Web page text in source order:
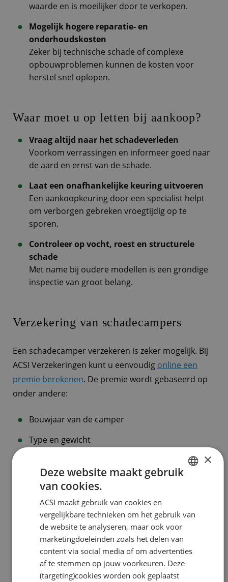
waarde en is moeilijker door te verkopen.
Mogelijk hogere reparatie- en
onderhoudskosten
Zeker bij technische schade of complexe
opbouwproblemen kunnen de kosten voor
herstel snel oplopen.
Waar moet u op letten bij aankoop?
Vraag altijd naar het schadeverleden
Voorkom verrassingen en informeer goed naar
de aard en ernst van de schade.
Laat een onafhankelijke keuring uitvoeren
Een aankoopkeuring door een specialist helpt
om verborgen gebreken vroegtijdig op te
sporen.
Controleer op vocht, roest en structurele
schade
Met name bij oudere modellen is een grondige
inspectie van groot belang.
Verzekering van schadecampers
Een schadecamper verzekeren is zeker mogelijk. Bij
ACSI Verzekeringen kunt u eenvoudig online een
premie berekenen. De premie wordt gebaseerd op
onder andere:
Bouwjaar van de camper
Type en gewicht
Let op: bestaande schades aan de camper zijn
uitgesloten van dekking. De verzekering biedt alleen
dekking bij schade ontstaan door van buitenaf
werkende invloeden, zoals aanrijdingen, diefstal of
stormschade. Schade door slijtage of eerder
aanwezige defecten wordt niet vergoed.
GERMAN
ITALIAN
×
Deze website maakt gebruik
van cookies.
ACSI maakt gebruik van cookies en
vergelijkbare technieken om het gebruik van
de website te analyseren, maar ook voor
marketingdoeleinden zoals het delen van
content via social media of om advertenties
af te stemmen op jouw voorkeuren. Deze
(targeting)cookies worden ook geplaatst